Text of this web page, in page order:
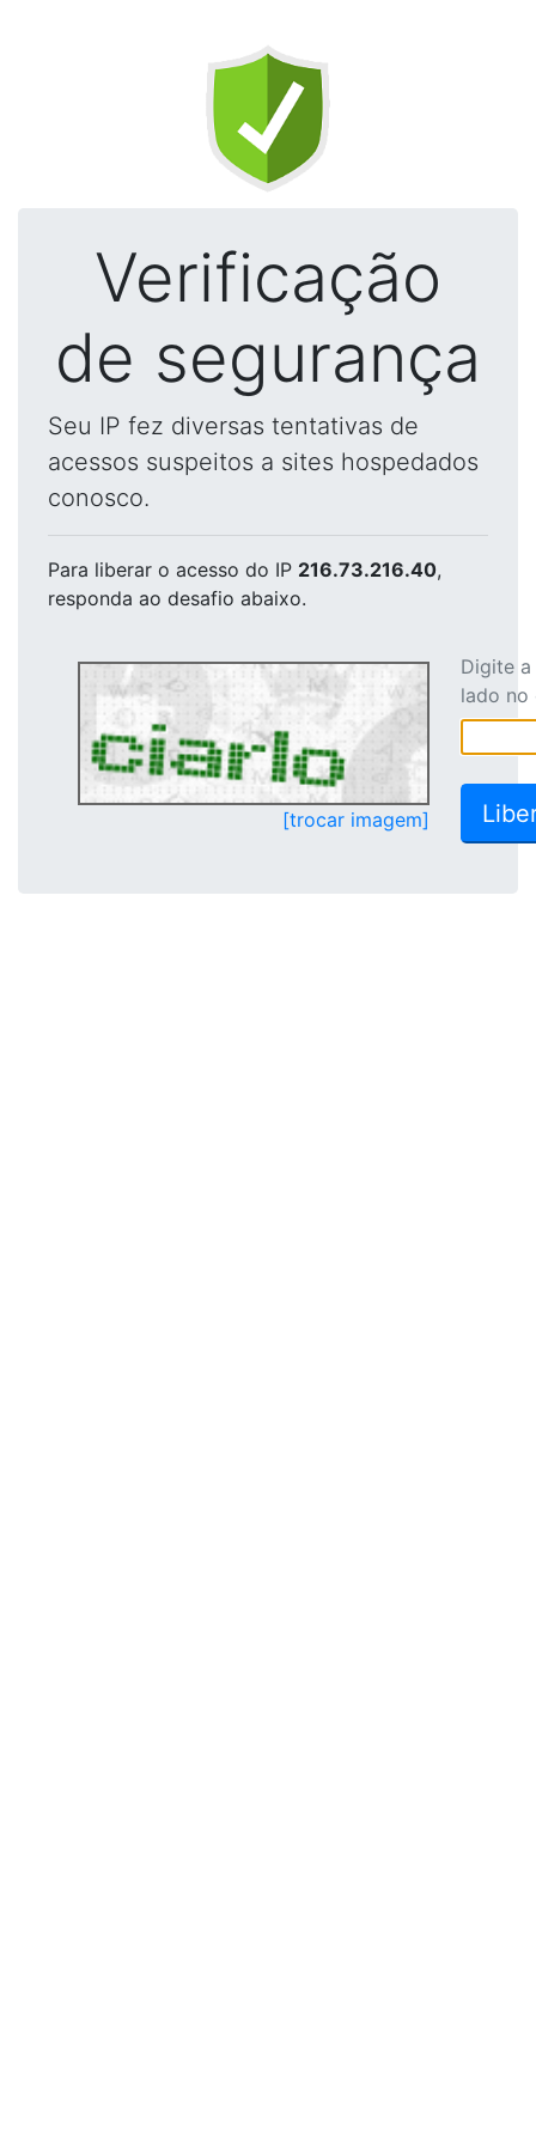
Verificação
de segurança
Seu IP fez diversas tentativas de
acessos suspeitos a sites hospedados
conosco.
Para liberar o acesso do IP 216.73.216.40,
responda ao desafio abaixo.
[trocar imagem]
Digite
lado no